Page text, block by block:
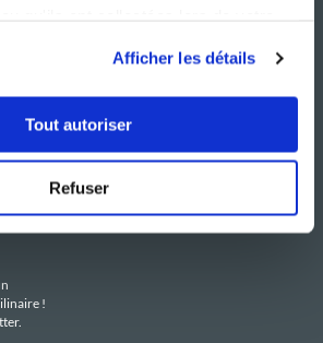
Afficher les détails
Tout autoriser
Refuser
C.G.U
Politique de confidentialité
Utilisation des Cookies
!